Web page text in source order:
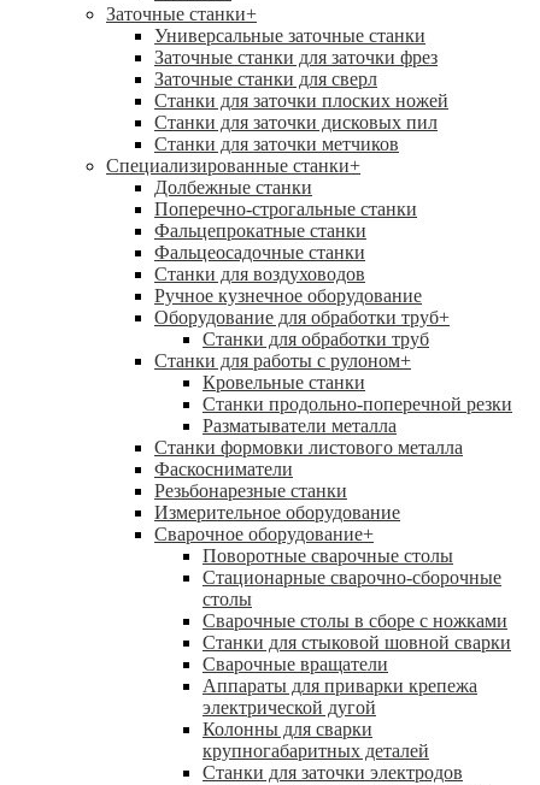
Заточные станки+
Универсальные заточные станки
Заточные станки для заточки фрез
Заточные станки для сверл
Станки для заточки плоских ножей
Станки для заточки дисковых пил
Станки для заточки метчиков
Специализированные станки+
Долбежные станки
Поперечно-строгальные станки
Фальцепрокатные станки
Фальцеосадочные станки
Станки для воздуховодов
Ручное кузнечное оборудование
Оборудование для обработки труб+
Станки для обработки труб
Станки для работы с рулоном+
Кровельные станки
Станки продольно-поперечной резки
Разматыватели металла
Станки формовки листового металла
Фаскосниматели
Резьбонарезные станки
Измерительное оборудование
Сварочное оборудование+
Поворотные сварочные столы
Стационарные сварочно-сборочные
столы
Сварочные столы в сборе с ножками
Станки для стыковой шовной сварки
Сварочные вращатели
Аппараты для приварки крепежа
электрической дугой
Колонны для сварки
крупногабаритных деталей
Станки для заточки электродов